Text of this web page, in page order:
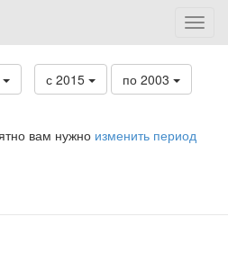
с 2015 по 2003
вам нужно изменить период